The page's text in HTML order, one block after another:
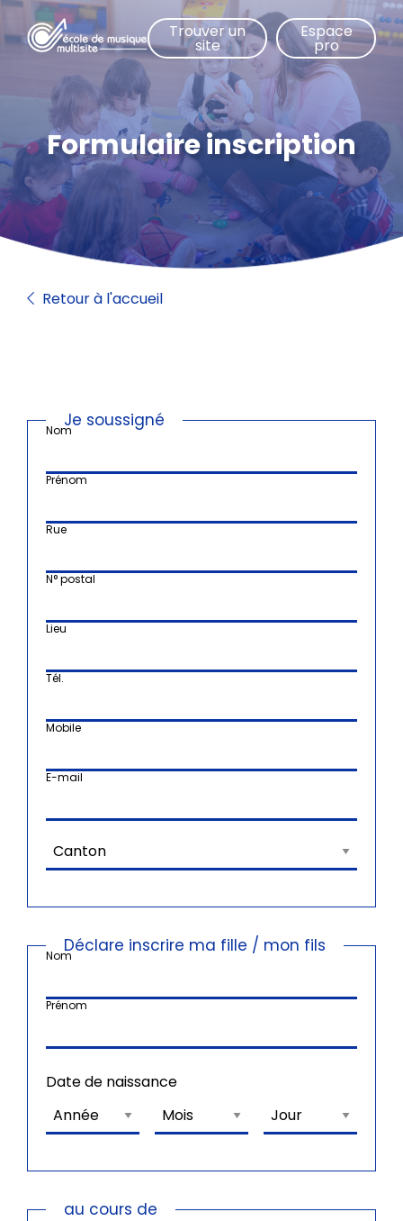
Aller
au
contenu
Trouver un
site
Espace
pro
Formulaire inscription
Retour à l'accueil
Je soussigné
Nom
Prénom
Rue
N° postal
Lieu
Tél.
Mobile
E-mail
Déclare inscrire ma fille / mon fils
Nom
Prénom
Date de naissance
au cours de